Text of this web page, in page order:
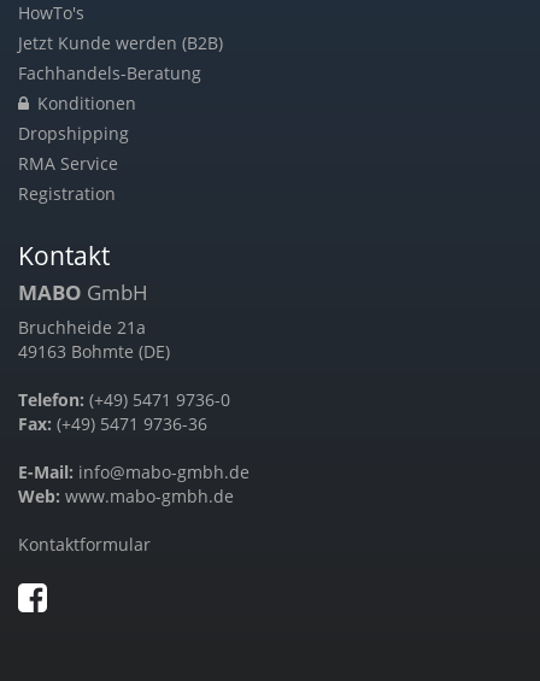
HowTo's
Jetzt Kunde werden (B2B)
Fachhandels-Beratung
Konditionen
Dropshipping
RMA Service
Registration
Kontakt
MABO GmbH
Bruchheide 21a
49163 Bohmte (DE)
Telefon: (+49) 5471 9736-0
Fax: (+49) 5471 9736-36
E-Mail: info@mabo-gmbh.de
Web: www.mabo-gmbh.de
Kontaktformular